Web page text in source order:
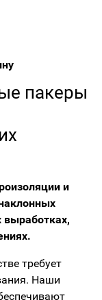
пакеры
и
выработках,
требует
Наши